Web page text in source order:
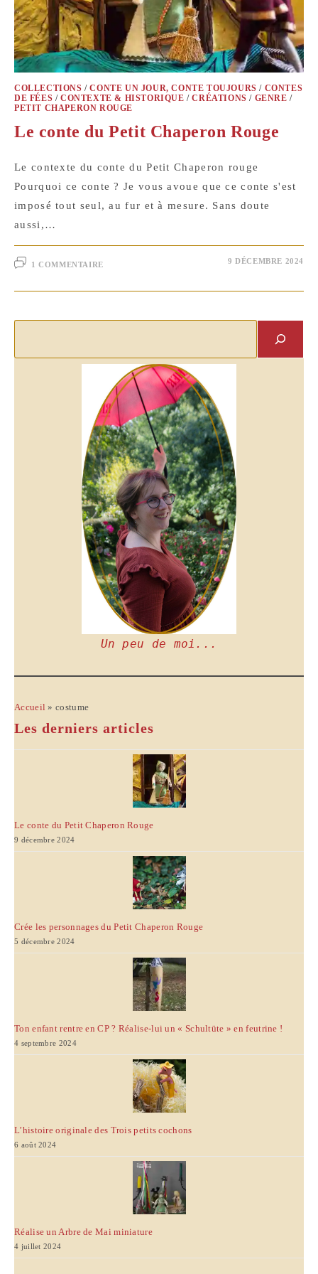
COLLECTIONS /CONTE UN JOUR, CONTE TOUJOURS / CONTES
DE FÉES /CONTEXTE & HISTORIQUE /CRÉATIONS / GENRE /
PETIT CHAPERON ROUGE
Le conte du Petit Chaperon Rouge
Le contexte du conte du Petit Chaperon rouge
Pourquoi ce conte ? Je vous avoue que ce conte s'est
imposé tout seul, au fur et à mesure. Sans doute
aussi,…
1 COMMENTAIRE 9 DÉCEMBRE 2024
Un peu de moi...
Accueil »costume
Les derniers articles
Le conte du Petit Chaperon Rouge
9 décembre 2024
Crée les personnages du Petit Chaperon Rouge
5 décembre 2024
Ton enfant rentre en CP ? Réalise-lui un « Schultüte » en feutrine !
4 septembre 2024
L’histoire originale des Trois petits cochons
6 août 2024
Réalise un Arbre de Mai miniature
4 juillet 2024